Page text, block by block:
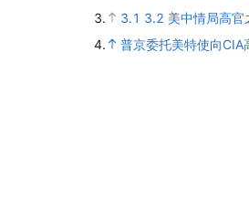
3.
3.1 3.2 美中情局高
4.
普京委托美特使向